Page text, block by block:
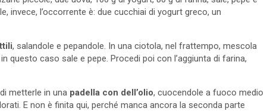
invece, l’occorrente è: due cucchiai di yogurt greco, un
, salandole e pepandole. In una ciotola, nel frattempo, mescola
questo caso sale e pepe. Procedi poi con l’aggiunta di farina,
metterle in una padella con dell’olio, cuocendole a fuoco medio
E non è finita qui, perché manca ancora la seconda parte